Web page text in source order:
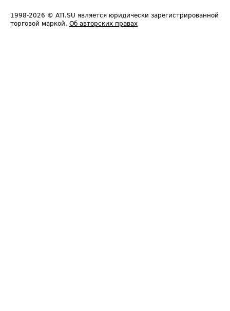
1998-2026 © ATI.SU является юридически зарегистрированной
торговой маркой. Об авторских правах